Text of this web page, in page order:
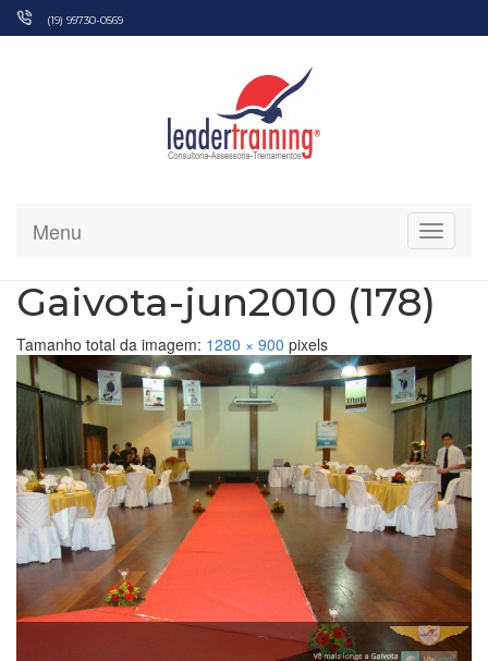
Pular
(19) 99730-0569
Menu
Gaivota-jun2010 (178)
Tamanho total da imagem: 1280 × 900 pixels